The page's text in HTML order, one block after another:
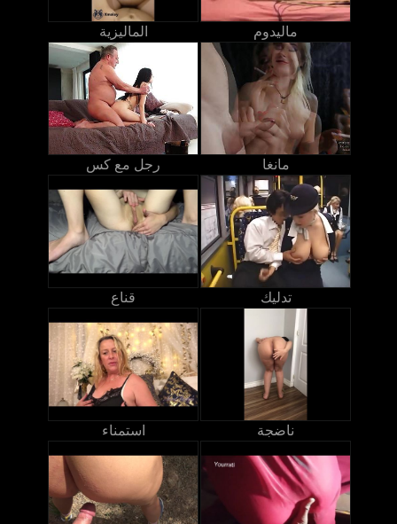
الماليزية ماليدوم
رجل مع كس مانغا
قناع تدليك
استمناء ناضجة